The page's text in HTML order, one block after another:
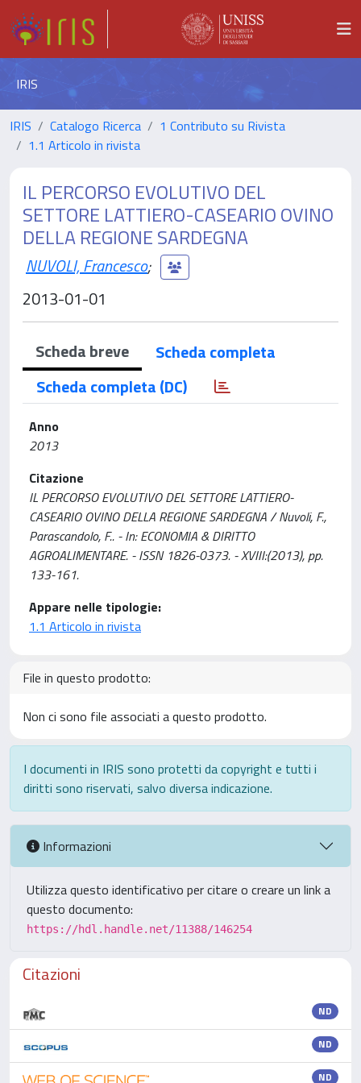
IRIS
IRIS Catalogo Ricerca
1 Contributo su Rivista
1.1 Articolo in rivista
IL PERCORSO EVOLUTIVO DEL
SETTORE LATTIERO-CASEARIO OVINO
DELLA REGIONE SARDEGNA
NUVOLI, Francesco;
2013-01-01
Scheda breve
Scheda completa
Scheda completa (DC)
Anno
2013
Citazione
IL PERCORSO EVOLUTIVO DEL SETTORE LATTIERO-
CASEARIO OVINO DELLA REGIONE SARDEGNA / Nuvoli, F.,
Parascandolo, F.. - In: ECONOMIA & DIRITTO
AGROALIMENTARE. - ISSN 1826-0373. - XVIII:(2013), pp.
133-161.
Appare nelle tipologie:
1.1 Articolo in rivista
File in questo prodotto:
Non ci sono file associati a questo prodotto.
I documenti in IRIS sono protetti da copyright e tutti i
diritti sono riservati, salvo diversa indicazione.
Informazioni
Utilizza questo identificativo per citare o creare un link a
questo documento:
https://hdl.handle.net/11388/146254
Citazioni
ND
ND
ND